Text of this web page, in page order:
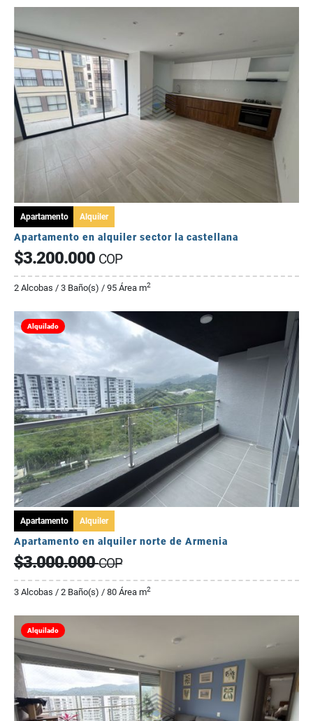
Apartamento Alquiler
Apartamento en alquiler sector la castellana
$3.200.000 COP
2 Alcobas / 3 Baño(s) / 95 Área m2
Alquilado
Apartamento Alquiler
Apartamento en alquiler norte de Armenia
$3.000.000COP
3 Alcobas / 2 Baño(s) / 80 Área m2
Alquilado